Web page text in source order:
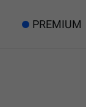
PREMIUM